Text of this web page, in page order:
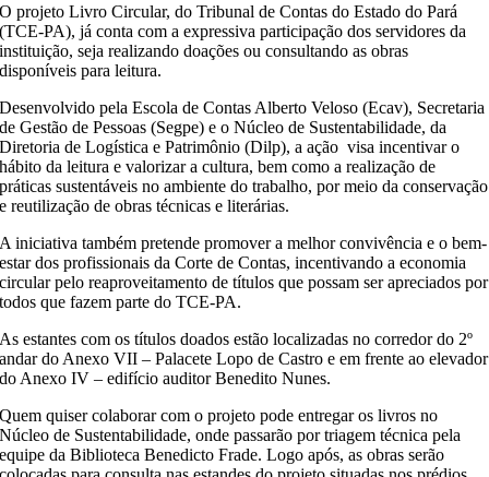
O projeto Livro Circular, do Tribunal de Contas do Estado do Pará
(TCE-PA), já conta com a expressiva participação dos servidores da
instituição, seja realizando doações ou consultando as obras
disponíveis para leitura.
Desenvolvido pela Escola de Contas Alberto Veloso (Ecav), Secretaria
de Gestão de Pessoas (Segpe) e o Núcleo de Sustentabilidade, da
Diretoria de Logística e Patrimônio (Dilp), a ação visa incentivar o
hábito da leitura e valorizar a cultura, bem como a realização de
práticas sustentáveis no ambiente do trabalho, por meio da conservação
e reutilização de obras técnicas e literárias.
A iniciativa também pretende promover a melhor convivência e o bem-
estar dos profissionais da Corte de Contas, incentivando a economia
circular pelo reaproveitamento de títulos que possam ser apreciados por
todos que fazem parte do TCE-PA.
As estantes com os títulos doados estão localizadas no corredor do 2º
andar do Anexo VII – Palacete Lopo de Castro e em frente ao elevador
do Anexo IV – edifício auditor Benedito Nunes.
Quem quiser colaborar com o projeto pode entregar os livros no
Núcleo de Sustentabilidade, onde passarão por triagem técnica pela
equipe da Biblioteca Benedicto Frade. Logo após, as obras serão